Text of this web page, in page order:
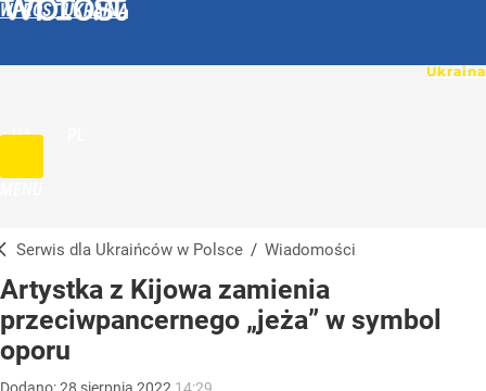
WPROST UKRAINA
UA
Serwis dla Ukraińców w Polsce / Wiadomości
Artystka z Kijowa zamienia
przeciwpancernego „jeża” w symbol
oporu